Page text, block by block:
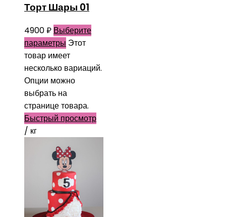
Торт Шары 01
4900₽ Выберите
параметры Этот
товар имеет
несколько вариаций.
Опции можно
выбрать на
странице товара.
Быстрый просмотр
/ кг